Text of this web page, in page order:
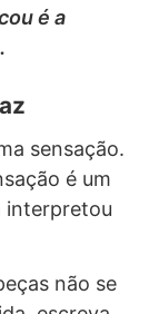
é a
sensação.
é um
interpretou
não se